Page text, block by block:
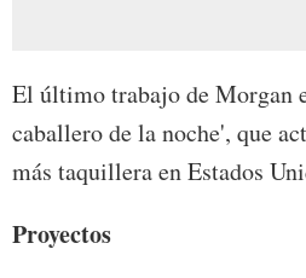
El último trabajo de Morgan
caballero de la noche', que
más taquillera en Estados
Proyectos